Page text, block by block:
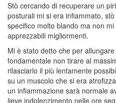
Stò cercando di recuperare un
posturali mi si era infiammato,
specifico molto blando ma non
apprezzabili migliormenti.
Mi è stato detto che per
fondamentale non tirare al
rilasciarlo il più lentamente
su un muscolo che si era
un infiammazione sarà normale
lieve indolenzimento nelle ore